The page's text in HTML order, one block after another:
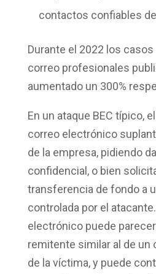
contactos confiables
Durante el 2022 los
correo profesionales
aumentado un 300%
En un ataque BEC típico,
correo electrónico
de la empresa, pidiendo
confidencial, o bien
transferencia de fondo a
controlada por el
electrónico puede
remitente similar al de
de la víctima, y puede